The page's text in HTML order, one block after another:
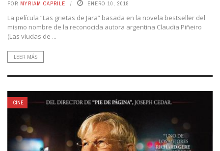
POR MYRIAM CAPRILE ENERO 10, 2018
La película “Las grietas de Jara” basada en la novela bestseller del
mismo nombre de la reconocida autora argentina Claudia Piñeiro
(Las viudas de ...
LEER MÁS
CINE